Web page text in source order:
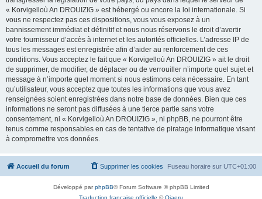
« Korvigelloù An DROUIZIG » est hébergé ou encore la loi internationale. Si
vous ne respectez pas ces dispositions, vous vous exposez à un
bannissement immédiat et définitif et nous nous réservons le droit d’avertir
votre fournisseur d’accès à internet et les autorités officielles. L’adresse IP de
tous les messages est enregistrée afin d’aider au renforcement de ces
conditions. Vous acceptez le fait que « Korvigelloù An DROUIZIG » ait le droit
de supprimer, de modifier, de déplacer ou de verrouiller n’importe quel sujet et
message à n’importe quel moment si nous estimons cela nécessaire. En tant
qu’utilisateur, vous acceptez que toutes les informations que vous avez
renseignées soient enregistrées dans notre base de données. Bien que ces
informations ne seront pas diffusées à une tierce partie sans votre
consentement, ni « Korvigelloù An DROUIZIG », ni phpBB, ne pourront être
tenus comme responsables en cas de tentative de piratage informatique visant
à compromettre vos données.
Accueil du forum Fuseau horaire sur UTC+01:00
Supprimer les cookies
Développé parphpBB® Forum Software © phpBB Limited
Traduction française officielle ©Qiaeru